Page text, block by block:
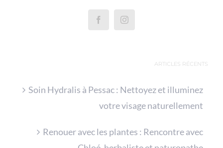
ARTICLES RÉCENTS
Soin Hydralis à Pessac : Nettoyez et illuminez
votre visage naturellement
Renouer avec les plantes : Rencontre avec